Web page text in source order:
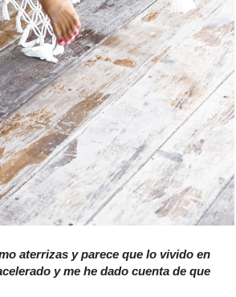
aterrizas y parece que lo vivido en
y me he dado cuenta de que